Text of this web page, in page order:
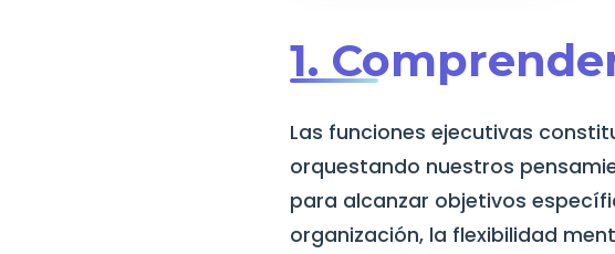
1.
Las funciones ejecutivas
orquestando nuestros
para alcanzar objetivos
organización, la flexibilidad